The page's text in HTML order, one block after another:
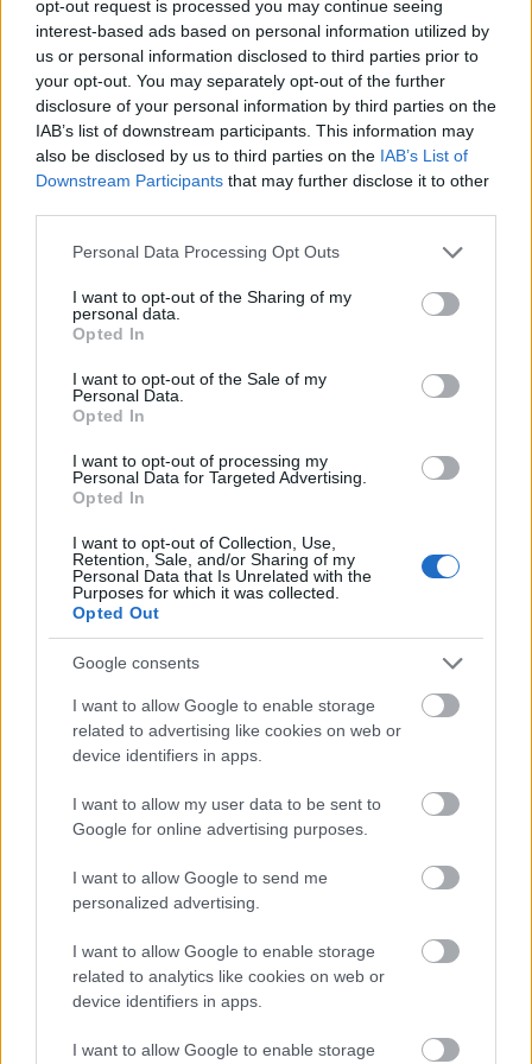
opt-out request is processed you may continue seeing
interest-based ads based on personal information utilized by
us or personal information disclosed to third parties prior to
your opt-out. You may separately opt-out of the further
disclosure of your personal information by third parties on the
IAB’s list of downstream participants. This information may
also be disclosed by us to third parties on the IAB’s List of
Downstream Participants that may further disclose it to other
Please note that this website/app uses one or more Google
not limited to your visit or usage behaviour. You may click to
grant or deny consent to Google and its third-party tags to
use your data for below specified purposes in below Google
consent section.
Personal Data Processing Opt Outs
I want to opt-out of the Sharing of my
personal data.
Opted In
I want to opt-out of the Sale of my
Personal Data.
Opted In
I want to opt-out of processing my
Personal Data for Targeted Advertising.
Opted In
I want to opt-out of Collection, Use,
Retention, Sale, and/or Sharing of my
Personal Data that Is Unrelated with the
Purposes for which it was collected.
Opted Out
Google consents
I want to allow Google to enable storage
related to advertising like cookies on web or
device identifiers in apps.
I want to allow my user data to be sent to
Google for online advertising purposes.
I want to allow Google to send me
personalized advertising.
I want to allow Google to enable storage
related to analytics like cookies on web or
device identifiers in apps.
I want to allow Google to enable storage
Polo első, közös, albumhosszúságú anyagát. Az A
Breukelen Story-t ráaádásul a torontói származású
beatmaker saját történetére építették fel, hogyan
vált az álmait kergető, pénztelen ismeretlenből, a
földalatti hip-hop elismert alakjává, mindezt persze
a Brooklyn híd árnyékában. Egykori N.W.A.-beli
kollégájához hasonlóan Dr. Dre is előrukkolt
valamivel év végére. Megjelentette az általa
nagykiadós debütálását azOxnard
nehézsúlyú közreműködők (Kendrick Lamar, Pusha-
T, Q-Tip) ellenére végül megosztotta a hallgatókat és
a kritikusokat egyaránt. Mindenesetre az év egyik
található.
A végtelenül kreatív videójú
végül nem
Rhymes remix sem
Kanye West mentális problémáiról már ő maga is
állomásokat, került kórházba, de az idei év az, mikor